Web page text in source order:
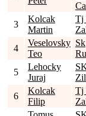
3
Kolcak
Martin
Tj
4
Veselovsky
Teo
Sk
5
Lehocky
Juraj
6
Kolcak
Filip
Tj